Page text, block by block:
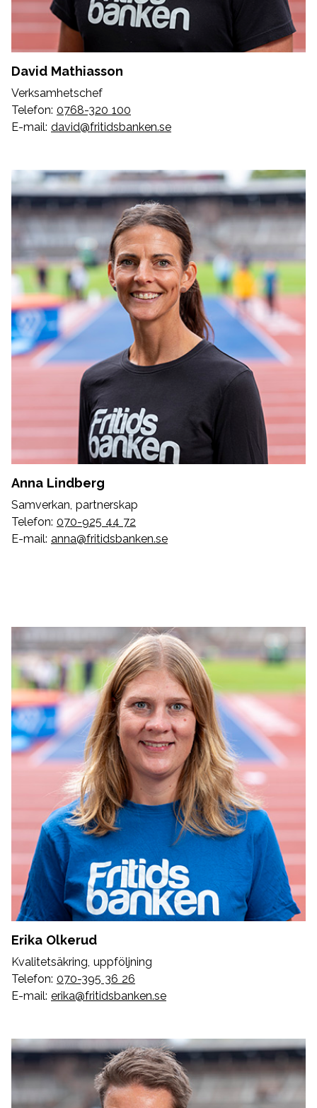
David Mathiasson
Verksamhetschef
Telefon: 0768-320 100
E-mail: david@fritidsbanken.se
Anna Lindberg
Samverkan, partnerskap
Telefon: 070-925 44 72
E-mail: anna@fritidsbanken.se
Erika Olkerud
Kvalitetsäkring, uppföljning
Telefon: 070-395 36 26
E-mail: erika@fritidsbanken.se